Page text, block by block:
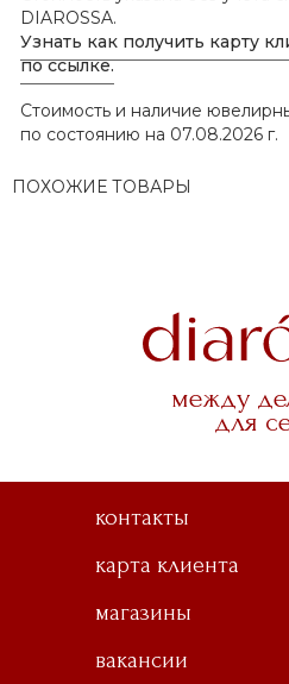
DIAROSSA.
Узнать как получить карту
по ссылке.
Стоимость и наличие
по состоянию на 07.08.2026 г.
ПОХОЖИЕ ТОВАРЫ
между
для
контакты
карта клиента
магазины
вакансии